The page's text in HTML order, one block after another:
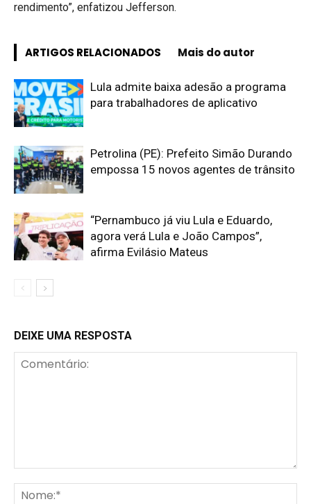
rendimento”, enfatizou Jefferson.
ARTIGOS RELACIONADOS Mais do autor
Lula admite baixa adesão a programa
para trabalhadores de aplicativo
Petrolina (PE): Prefeito Simão Durando
empossa 15 novos agentes de trânsito
“Pernambuco já viu Lula e Eduardo,
agora verá Lula e João Campos”,
afirma Evilásio Mateus
DEIXE UMA RESPOSTA